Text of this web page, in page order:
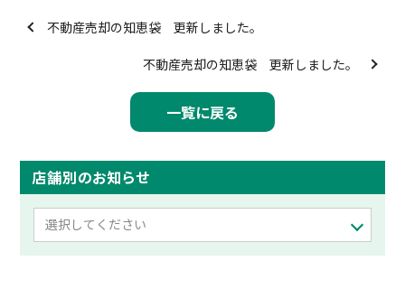
不動産売却の知恵袋 更新しました。
一覧に戻る
不動産売却の知恵袋 更新しました。
店舗別のお知らせ
選択してください